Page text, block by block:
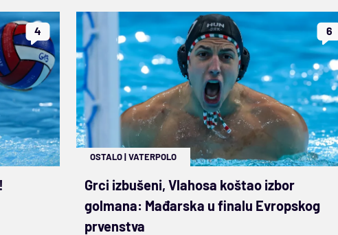
4 6
OSTALO|VATERPOLO
Grci izbušeni, Vlahosa koštao izbor
golmana: Mađarska u finalu Evropskog
prvenstva